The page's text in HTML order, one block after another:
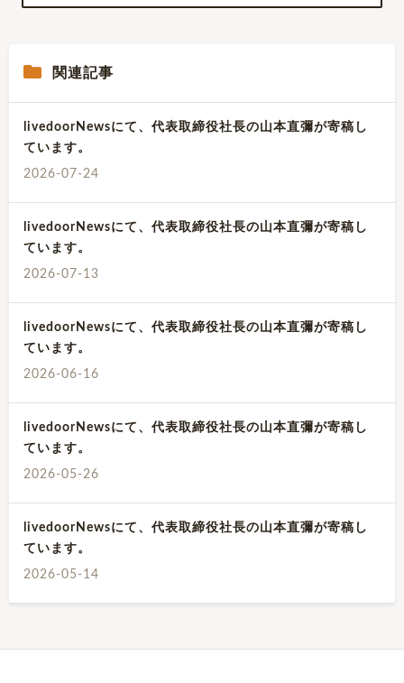
関連記事
livedoorNewsにて、代表取締役社長の山本直彌が寄稿し
ています。
2026-07-24
livedoorNewsにて、代表取締役社長の山本直彌が寄稿し
ています。
2026-07-13
livedoorNewsにて、代表取締役社長の山本直彌が寄稿し
ています。
2026-06-16
livedoorNewsにて、代表取締役社長の山本直彌が寄稿し
ています。
2026-05-26
livedoorNewsにて、代表取締役社長の山本直彌が寄稿し
ています。
2026-05-14